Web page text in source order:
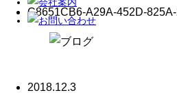
C8651CB6-A29A-452D-
2018.12.3